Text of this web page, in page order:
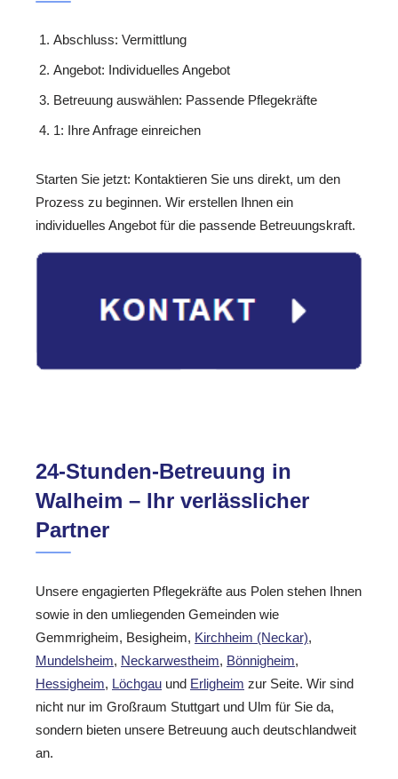
Abschluss: Vermittlung
Angebot: Individuelles Angebot
Betreuung auswählen: Passende Pflegekräfte
1: Ihre Anfrage einreichen
Starten Sie jetzt: Kontaktieren Sie uns direkt, um den
Prozess zu beginnen. Wir erstellen Ihnen ein
individuelles Angebot für die passende Betreuungskraft.
24-Stunden-Betreuung in
Walheim – Ihr verlässlicher
Partner
Unsere engagierten Pflegekräfte aus Polen stehen Ihnen
sowie in den umliegenden Gemeinden wie
Gemmrigheim, Besigheim, Kirchheim (Neckar),
Mundelsheim, Neckarwestheim, Bönnigheim,
Hessigheim, Löchgau und Erligheim zur Seite. Wir sind
nicht nur im Großraum Stuttgart und Ulm für Sie da,
sondern bieten unsere Betreuung auch deutschlandweit
an.